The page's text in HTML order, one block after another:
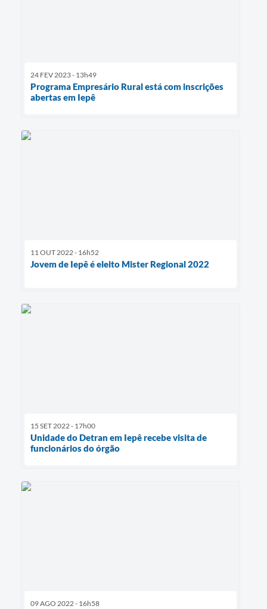
24 FEV 2023 - 13h49
Programa Empresário Rural está com inscrições
abertas em Iepê
11 OUT 2022 - 16h52
Jovem de Iepê é eleito Mister Regional 2022
15 SET 2022 - 17h00
Unidade do Detran em Iepê recebe visita de
funcionários do órgão
09 AGO 2022 - 16h58